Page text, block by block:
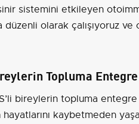
sistemini etkileyen
düzenli olarak çalışıyoruz
Topluma Entegre
bireylerin topluma
kaybetmeden